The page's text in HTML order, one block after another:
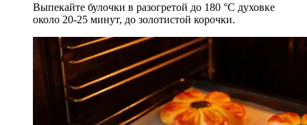
Выпекайте булочки в разогретой до 180 °С духовке
около 20-25 минут, до золотистой корочки.